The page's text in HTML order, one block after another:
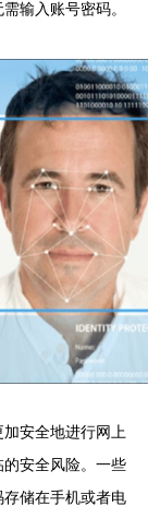
输入账号密码。
安全地进行网上
安全风险。一些
储在手机或者电